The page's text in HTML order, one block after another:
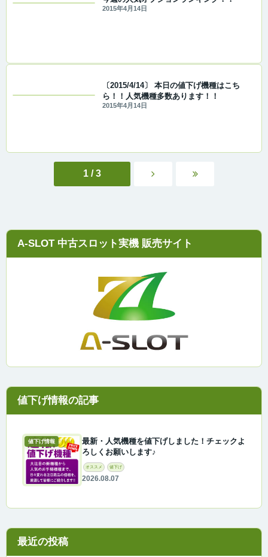
2015年4月14日
〔2015/4/14〕 本日の値下げ機種はこち
ら！！人気機種多数あります！！
2015年4月14日
1 / 3
A-SLOT 中古スロット実機 販売サイト
値下げ情報
最新・人気機種を値下げしました！チェックよ
ろしくお願いします♪
オススメ 値下げ
2026.08.07
最近の投稿